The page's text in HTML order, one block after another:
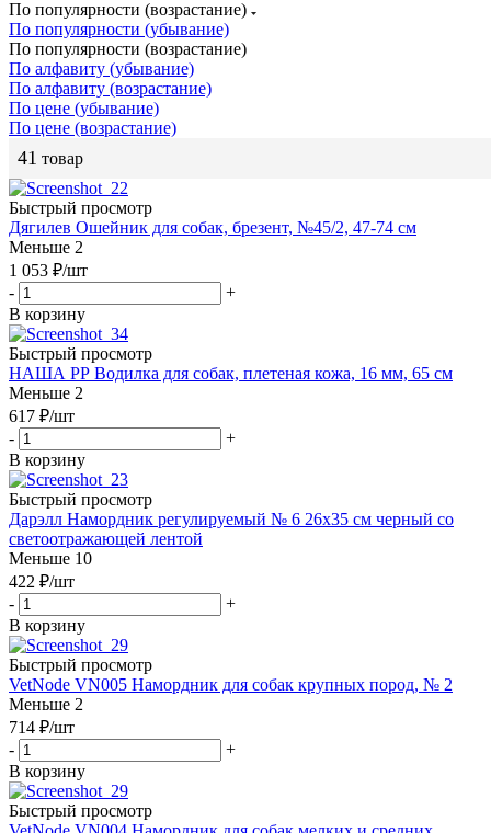
По популярности (возрастание)
По популярности (убывание)
По популярности (возрастание)
По алфавиту (убывание)
По алфавиту (возрастание)
По цене (убывание)
По цене (возрастание)
41 товар
Быстрый просмотр
Дягилев Ошейник для собак, брезент, №45/2, 47-74 см
Меньше 2
1 053 ₽/шт
-
+
В корзину
Быстрый просмотр
НАША РР Водилка для собак, плетеная кожа, 16 мм, 65 см
Меньше 2
617 ₽/шт
-
+
В корзину
Быстрый просмотр
Дарэлл Намордник регулируемый № 6 26х35 см черный со
светоотражающей лентой
Меньше 10
422 ₽/шт
-
+
В корзину
Быстрый просмотр
VetNode VN005 Намордник для собак крупных пород, № 2
Меньше 2
714 ₽/шт
-
+
В корзину
Быстрый просмотр